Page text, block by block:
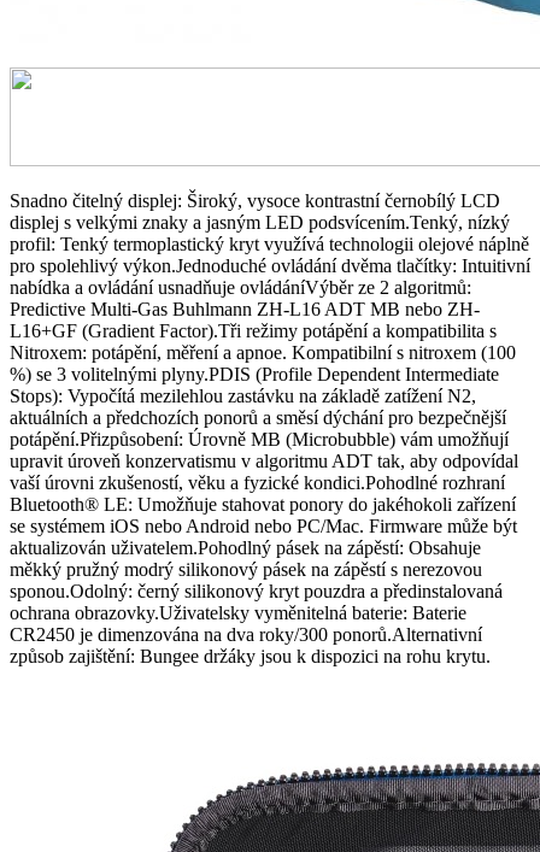
Snadno čitelný displej: Široký, vysoce kontrastní černobílý LCD
displej s velkými znaky a jasným LED podsvícením.Tenký, nízký
profil: Tenký termoplastický kryt využívá technologii olejové náplně
pro spolehlivý výkon.Jednoduché ovládání dvěma tlačítky: Intuitivní
nabídka a ovládání usnadňuje ovládáníVýběr ze 2 algoritmů:
Predictive Multi-Gas Buhlmann ZH-L16 ADT MB nebo ZH-
L16+GF (Gradient Factor).Tři režimy potápění a kompatibilita s
Nitroxem: potápění, měření a apnoe. Kompatibilní s nitroxem (100
%) se 3 volitelnými plyny.PDIS (Profile Dependent Intermediate
Stops): Vypočítá mezilehlou zastávku na základě zatížení N2,
aktuálních a předchozích ponorů a směsí dýchání pro bezpečnější
potápění.Přizpůsobení: Úrovně MB (Microbubble) vám umožňují
upravit úroveň konzervatismu v algoritmu ADT tak, aby odpovídal
vaší úrovni zkušeností, věku a fyzické kondici.Pohodlné rozhraní
Bluetooth® LE: Umožňuje stahovat ponory do jakéhokoli zařízení
se systémem iOS nebo Android nebo PC/Mac. Firmware může být
aktualizován uživatelem.Pohodlný pásek na zápěstí: Obsahuje
měkký pružný modrý silikonový pásek na zápěstí s nerezovou
sponou.Odolný: černý silikonový kryt pouzdra a předinstalovaná
ochrana obrazovky.Uživatelsky vyměnitelná baterie: Baterie
CR2450 je dimenzována na dva roky/300 ponorů.Alternativní
způsob zajištění: Bungee držáky jsou k dispozici na rohu krytu.